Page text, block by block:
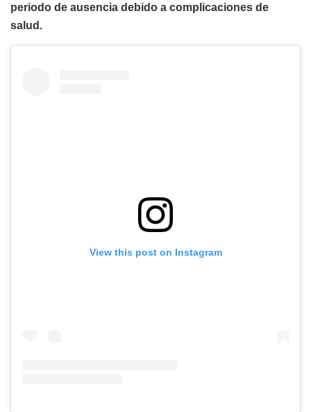
periodo de ausencia debido a complicaciones de
salud.
View this post on Instagram